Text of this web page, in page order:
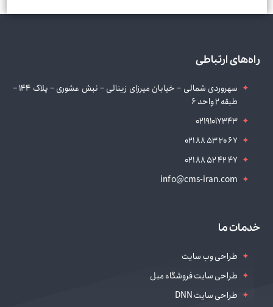
راه‌های ارتباطی
سهروردی شمالی – خیابان میرزای زینالی – نبش عشوری – پلاک 144 –
طبقه 2 واحد 6
02191017343
021 88 53 20 67
021 88 52 42 47
info@cms-iran.com
خدمات ما
طراحی وب سایت
طراحی سایت فروشگاه مبل
طراحی سایت DNN